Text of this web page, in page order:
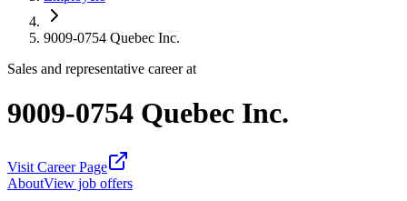
9009-0754 Quebec Inc.
Sales and representative career at
9009-0754 Quebec Inc.
Visit Career Page
AboutView job offers